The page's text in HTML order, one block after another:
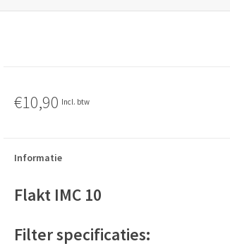
€10,90 Incl. btw
Informatie
Flakt IMC 10
Filter specificaties: